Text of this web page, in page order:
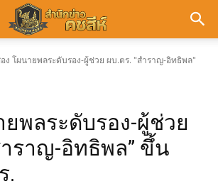
ง โผนายพลระดับรอง-ผู้ช่วย ผบ.ตร. "สำราญ-อิทธิพล"
ยพลระดับรอง-ผู้ช่วย
ำราญ-อิทธิพล” ขึ้น
.